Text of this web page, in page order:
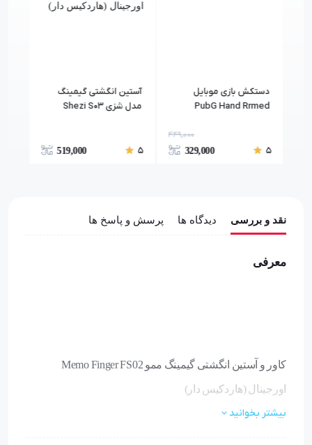
دستکش بازی موبایل
PubG Hand Rrmed
5
449,000
329,000
آستین انگشتی گیمینگ
مدل شزی Shezi S03
5
519,000
نقد و بررسی دیدگاه ها پرسش و پاسخ ها
معرفی
کاور و آستین انگشتی گیمینگ ممو Memo Finger FS02
اورجینال (هاردکیس دار)
بیشتر بخوانید